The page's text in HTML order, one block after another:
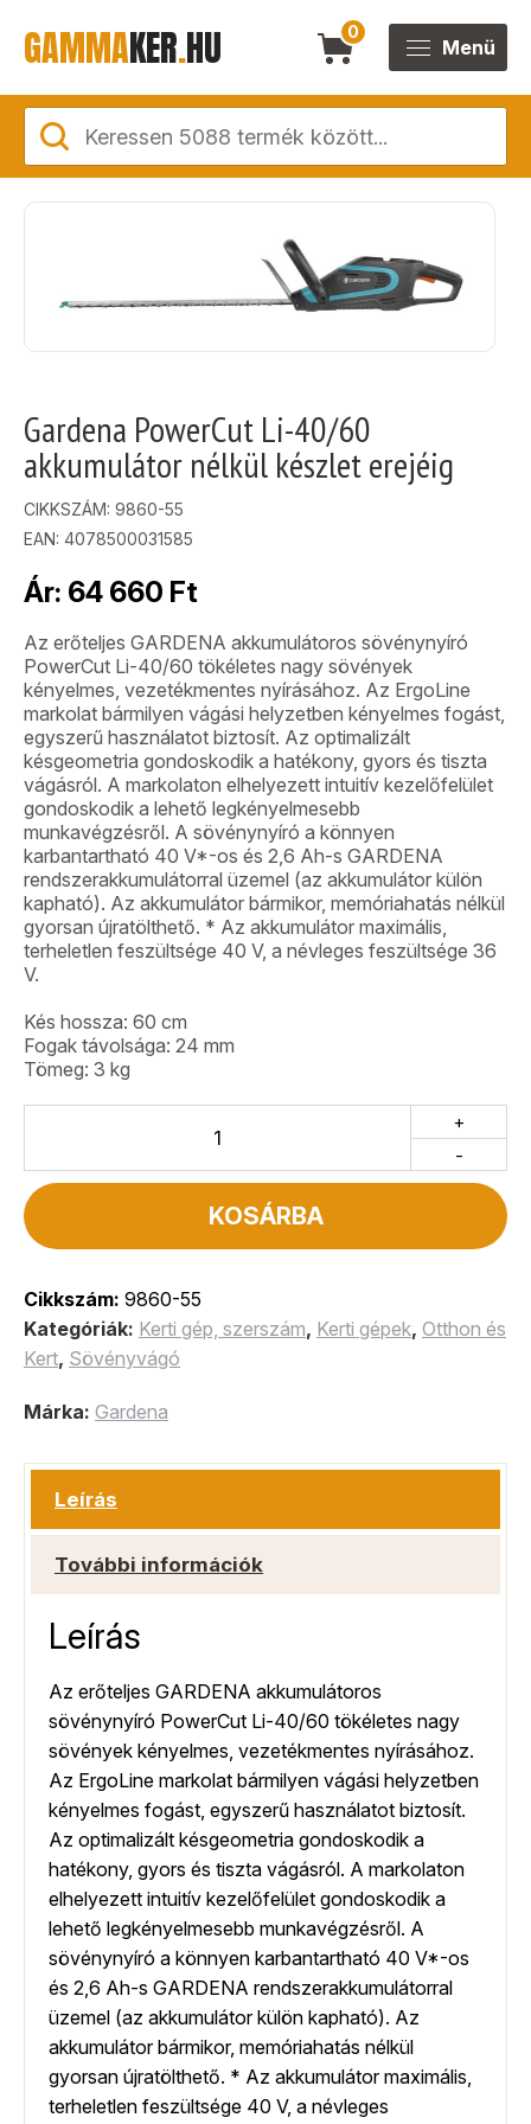
GAMMAKER.HU 0
Menü
Gardena PowerCut Li-40/60
akkumulátor nélkül készlet erejéig
CIKKSZÁM: 9860-55
EAN: 4078500031585
Ár: 64 660 Ft
Az erőteljes GARDENA akkumulátoros sövénynyíró
PowerCut Li-40/60 tökéletes nagy sövények
kényelmes, vezetékmentes nyírásához. Az ErgoLine
markolat bármilyen vágási helyzetben kényelmes fogást,
egyszerű használatot biztosít. Az optimalizált
késgeometria gondoskodik a hatékony, gyors és tiszta
vágásról. A markolaton elhelyezett intuitív kezelőfelület
gondoskodik a lehető legkényelmesebb
munkavégzésről. A sövénynyíró a könnyen
karbantartható 40 V*-os és 2,6 Ah-s GARDENA
rendszerakkumulátorral üzemel (az akkumulátor külön
kapható). Az akkumulátor bármikor, memóriahatás nélkül
gyorsan újratölthető. * Az akkumulátor maximális,
terheletlen feszültsége 40 V, a névleges feszültsége 36
V.
Kés hossza: 60 cm
Fogak távolsága: 24 mm
Tömeg: 3 kg
-
+
KOSÁRBA
Cikkszám: 9860-55
Kategóriák: Kerti gép, szerszám, Kerti gépek, Otthon és
Kert, Sövényvágó
Márka: Gardena
Leírás
További információk
Leírás
Az erőteljes GARDENA akkumulátoros
sövénynyíró PowerCut Li-40/60 tökéletes nagy
sövények kényelmes, vezetékmentes nyírásához.
Az ErgoLine markolat bármilyen vágási helyzetben
kényelmes fogást, egyszerű használatot biztosít.
Az optimalizált késgeometria gondoskodik a
hatékony, gyors és tiszta vágásról. A markolaton
elhelyezett intuitív kezelőfelület gondoskodik a
lehető legkényelmesebb munkavégzésről. A
sövénynyíró a könnyen karbantartható 40 V*-os
és 2,6 Ah-s GARDENA rendszerakkumulátorral
üzemel (az akkumulátor külön kapható). Az
akkumulátor bármikor, memóriahatás nélkül
gyorsan újratölthető. * Az akkumulátor maximális,
terheletlen feszültsége 40 V, a névleges